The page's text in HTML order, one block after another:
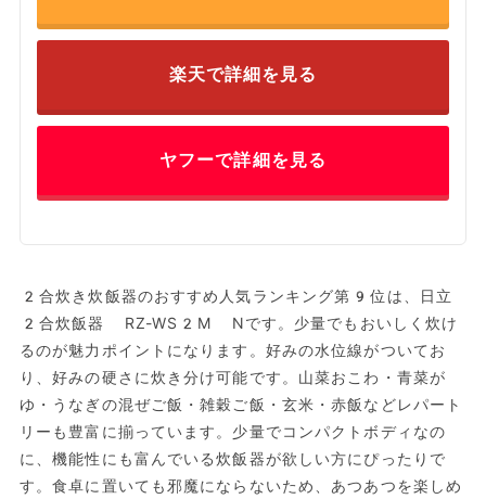
楽天で詳細を見る
ヤフーで詳細を見る
2合炊き炊飯器のおすすめ人気ランキング第9位は、日立
2合炊飯器 RZ-WS2M Nです。少量でもおいしく炊け
るのが魅力ポイントになります。好みの水位線がついてお
り、好みの硬さに炊き分け可能です。山菜おこわ・青菜が
ゆ・うなぎの混ぜご飯・雑穀ご飯・玄米・赤飯などレパート
リーも豊富に揃っています。少量でコンパクトボディなの
に、機能性にも富んでいる炊飯器が欲しい方にぴったりで
す。食卓に置いても邪魔にならないため、あつあつを楽しめ